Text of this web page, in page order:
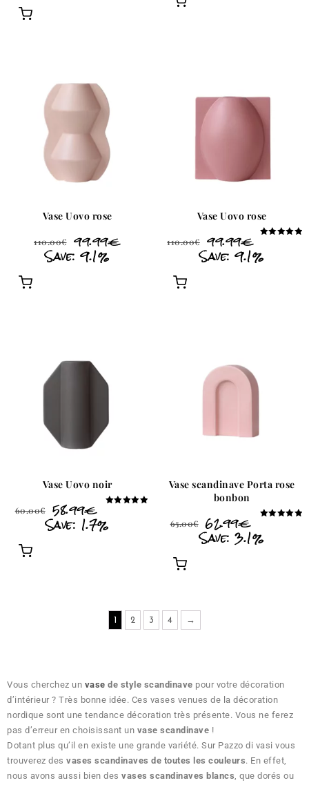
Vase Uovo rose
110.00€ 99.99€
Save: 9.1%
Vase Uovo rose
sur 5
110.00€ 99.99€
Save: 9.1%
Vase Uovo noir
sur 5
60.00€ 58.99€
Save: 1.7%
Vase scandinave Porta rose
bonbon
sur 5
65.00€ 62.99€
Save: 3.1%
1 2 3 4 →
Vous cherchez un vase de style scandinave pour votre décoration
d’intérieur ? Très bonne idée. Ces vases venues de la décoration
nordique sont une tendance décoration très présente. Vous ne ferez
pas d’erreur en choisissant un vase scandinave !
Dotant plus qu’il en existe une grande variété. Sur Pazzo di vasi vous
trouverez des vases scandinaves de toutes les couleurs. En effet,
nous avons aussi bien des vases scandinaves blancs, que dorés ou